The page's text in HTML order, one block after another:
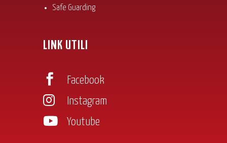
Safe Guarding
LINK UTILI
 Facebook
 Instagram
 Youtube